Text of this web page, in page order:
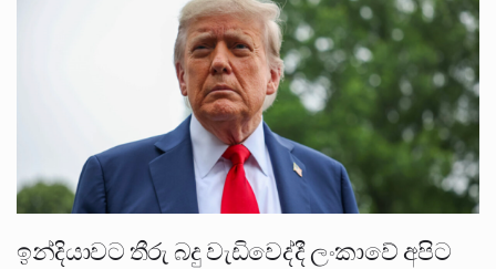
ඉන්දියාවට තීරු බදු වැඩිවෙද්දී ලංකාවේ අපිට